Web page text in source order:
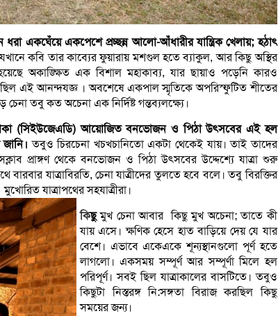
একঘেঁয়ে একপেশে প্রচ্ছন্ন আলো-আঁধারীর যান্ত্রিক খেলায়; হঠাৎ
কবি তার কাব্যের ফুয়ারায় মশগুল হতে ব্যাকুল, আর কিছু অস্থির
অকাঙ্ক্ষিত এক বিশাল মহাকাব্য, যার ছায়াও পড়েনি কারও
এই আনন্দযজ্ঞ । অবশেষে একপাল স্মৃতিকে অপরিস্ফুটিত শীতের
তবু কত অচেনা এক নির্দিষ্ট গন্তব্যলক্ষ্যে।
ঢাকা (সিইউজেএডি) আয়োজিত বনভোজন ও পিঠা উৎসবের এই হল
তবুও চিরচেনা খচখচানিতো একটা থেকেই যায়। তাই তাদের
প্রাঙ্গণ থেকে বনভোজন ও পিঠা উৎসবের উদ্দেশ্যে যাত্রা শুরু
বারবার যাত্রাবিরতি, চেনা যাত্রীদের তুলতে হবে বলে। তবু বিরক্তির
যাত্রাপথের সহযাত্রীরা।
কিছুমুখ চেনা আবার কিছু মুখ অচেনা; তাতে কী
যায় এসে। ক্ষণিক হেসে হাত বাড়িয়ে দেয় যে যার
বেশে। এভাবে একেএকে শূন্যস্থানগুলো পূর্ণ হতে
লাগলো। একসময় সম্পূর্ণ আর সম্পূর্ণা মিলে হল
পরিপূর্ণ। সবই ছিল যাত্রাকালের বাসটিতে। তবুও
কিছুটা নিস্তরঙ্গ নি:সঙ্গতা বিরাজ করছিল কিছু
সময়ের জন্য।